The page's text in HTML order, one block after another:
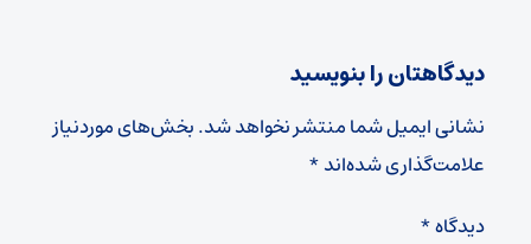
دیدگاهتان را بنویسید
نشانی ایمیل شما منتشر نخواهد شد.بخش‌های موردنیاز
علامت‌گذاری شده‌اند*
دیدگاه*